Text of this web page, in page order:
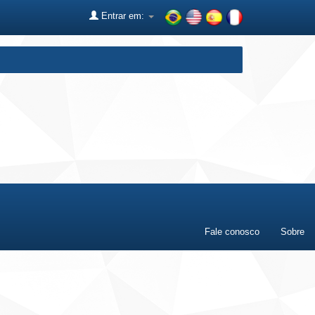
Entrar em:
Fale conosco Sobre